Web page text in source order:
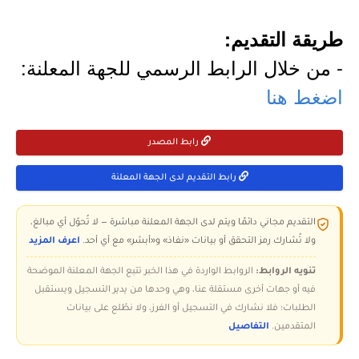
طريقة التقديم:
- من خلال الرابط الرسمي للجهة المعلنة:
اضغط هنا
رابط المصدر
رابط التقديم لدى الجهة المعلنة
التقديم مجاني دائمًا ويتم لدى الجهة المعلنة مباشرة — لا تُحوّل أي مبالغ،
ولا تُشارك رمز التحقق أو بيانات «نفاذ» و«أبشر» مع أي أحد. اعرف المزيد
تنويه الروابط: الروابط الواردة في هذا الخبر تتبع الجهة المعلنة الموضحة
فيه أو جهات أخرى مستقلة عنا، وهي وحدها من يدير التسجيل ويستقبل
الطلبات؛ فلا نشارك في التسجيل أو الفرز، ولا نطّلع على بيانات
المتقدمين. التفاصيل